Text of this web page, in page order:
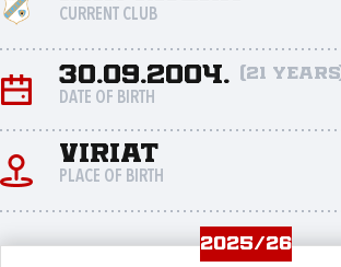
CURRENT CLUB
30.09.2004. (21 years)
DATE OF BIRTH
Viriat
PLACE OF BIRTH
2025/26